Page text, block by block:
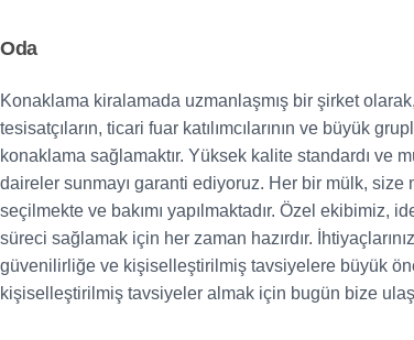
Oda
Konaklama kiralamada uzmanlaşmış bir şirket
tesisatçıların, ticari fuar katılımcılarının ve büyük
konaklama sağlamaktır. Yüksek kalite standardı ve
daireler sunmayı garanti ediyoruz. Her bir mülk, size
seçilmekte ve bakımı yapılmaktadır. Özel ekibimiz,
süreci sağlamak için her zaman hazırdır.
güvenilirliğe ve kişiselleştirilmiş tavsiyelere büyük
kişiselleştirilmiş tavsiyeler almak için bugün bize